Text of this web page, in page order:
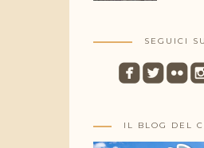
SEGUICI
roundedfacebookroundedtwitterbirdroundedflickr
IL BLOG DEL